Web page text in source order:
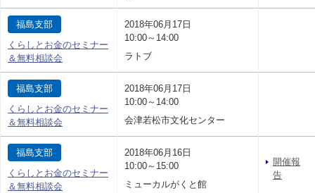
福島支部
くらしとお金のセミナー
＆無料相談会
2018年06月17日
10:00～14:00
ラトブ
福島支部
くらしとお金のセミナー
＆無料相談会
2018年06月17日
10:00～14:00
会津若松市文化センター
福島支部
くらしとお金のセミナー
＆無料相談会
2018年06月16日
10:00～15:00
ミューカルがくと館
開催報
告